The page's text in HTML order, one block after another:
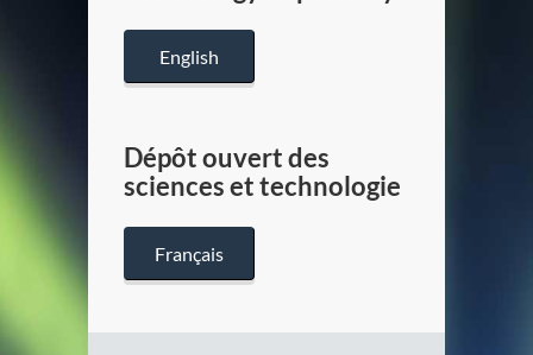
Canada
English
Dépôt ouvert des
sciences et technologie
Français